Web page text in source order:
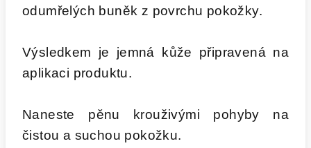
odumřelých buněk z povrchu pokožky.
Výsledkem je jemná kůže připravená na
aplikaci produktu.
Naneste pěnu krouživými pohyby na
čistou a suchou pokožku.